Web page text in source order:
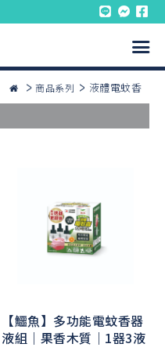
商品系列 液體電蚊香
【鱷魚】多功能電蚊香器
液組｜果香木質｜1器3液